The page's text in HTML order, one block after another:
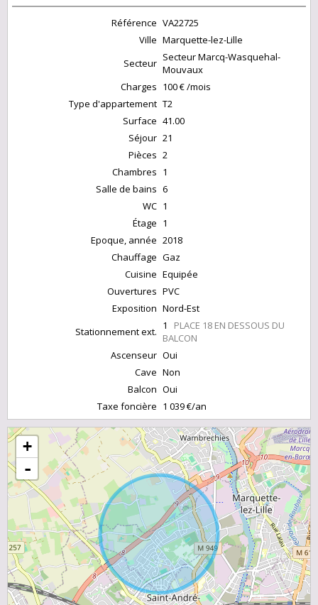
Référence VA22725
Ville Marquette-lez-Lille
Secteur Secteur Marcq-Wasquehal-
Mouvaux
Charges 100 € /mois
Type d'appartement T2
Surface 41.00
Séjour 21
Pièces 2
Chambres 1
Salle de bains 6
WC 1
Étage 1
Epoque, année 2018
Chauffage Gaz
Cuisine Equipée
Ouvertures PVC
Exposition Nord-Est
Stationnement ext. 1 PLACE 18 EN DESSOUS DU
BALCON
Ascenseur Oui
Cave Non
Balcon Oui
Taxe foncière 1 039 €/an
+
-